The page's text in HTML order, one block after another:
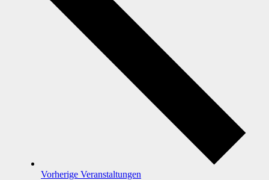
Vorherige Veranstaltungen